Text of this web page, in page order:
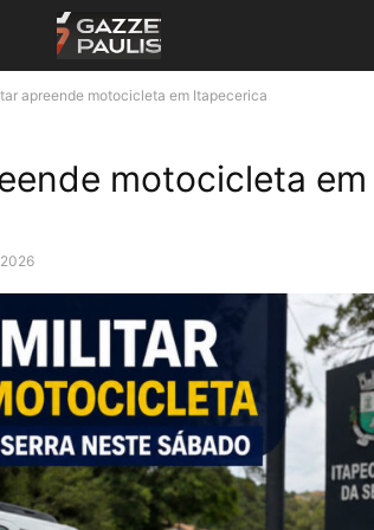
apreende motocicleta em Itapecerica
motocicleta em